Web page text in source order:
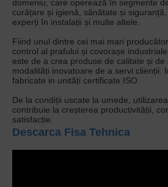
domeniu, care operează în segmente
curățare și igienă, sănătate și
experți în instalații și multe altele.
Fiind unul dintre cei mai mari
control al prafului și covorașe
este de a crea produse de calitate și
modalități inovatoare de a servi clienții.
fabricate in unități certificate ISO.
De la condiții uscate la umede,
contribuie la creșterea productivității,
satisfacție.
Descarca Fisa Tehnica